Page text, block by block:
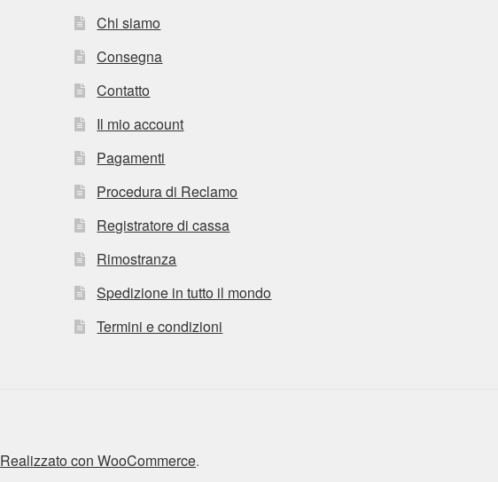
Chi siamo
Consegna
Contatto
Il mio account
Pagamenti
Procedura di Reclamo
Registratore di cassa
Rimostranza
Spedizione in tutto il mondo
Termini e condizioni
Realizzato con WooCommerce.